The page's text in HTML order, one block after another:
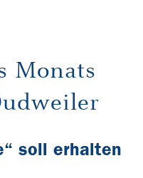
Monats
soll erhalten